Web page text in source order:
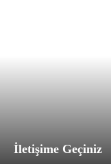
İletişime Geçiniz